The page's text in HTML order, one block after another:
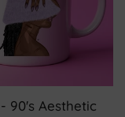
90's Aesthetic